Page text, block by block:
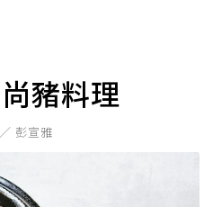
豬料理
彭宣雅